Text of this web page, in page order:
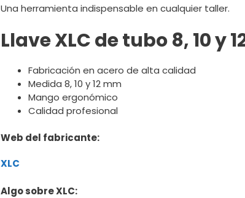
Una herramienta indispensable en cualquier taller.
Llave XLC de tubo 8, 10 y
Fabricación en acero de alta calidad
Medida 8, 10 y 12 mm
Mango ergonómico
Calidad profesional
Web del fabricante:
XLC
Algo sobre XLC: